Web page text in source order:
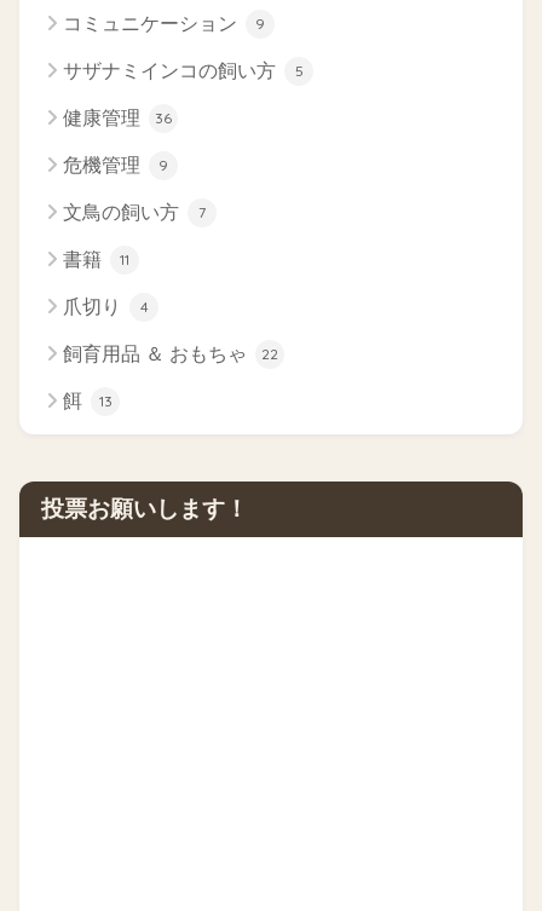
コミュニケーション 9
サザナミインコの飼い方 5
健康管理 36
危機管理 9
文鳥の飼い方 7
書籍 11
爪切り 4
飼育用品 ＆ おもちゃ 22
餌 13
投票お願いします！